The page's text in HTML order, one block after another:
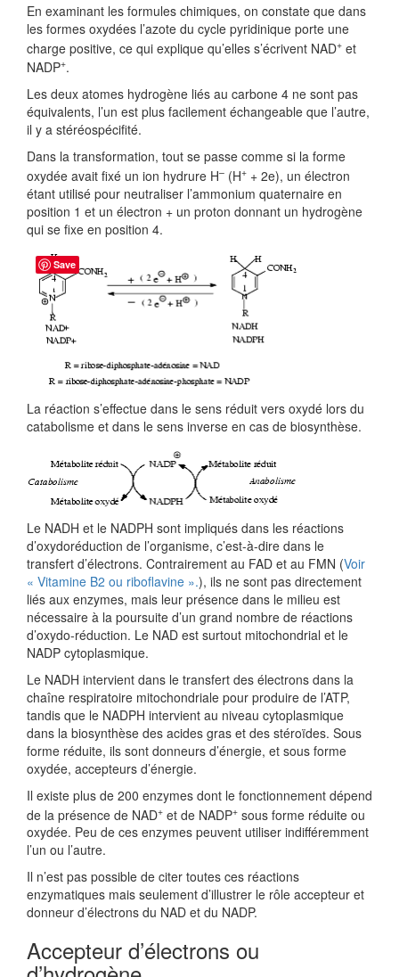
En examinant les formules chimiques, on constate que dans
les formes oxydées l’azote du cycle pyridinique porte une
charge positive, ce qui explique qu’elles s’écrivent NAD+ et
NADP+.
Les deux atomes hydrogène liés au carbone 4 ne sont pas
équivalents, l’un est plus facilement échangeable que l’autre,
il y a stéréospécifité.
Dans la transformation, tout se passe comme si la forme
oxydée avait fixé un ion hydrure H– (H+ + 2e), un électron
étant utilisé pour neutraliser l’ammonium quaternaire en
position 1 et un électron + un proton donnant un hydrogène
qui se fixe en position 4.
La réaction s’effectue dans le sens réduit vers oxydé lors du
catabolisme et dans le sens inverse en cas de biosynthèse.
Le NADH et le NADPH sont impliqués dans les réactions
d’oxydoréduction de l’organisme, c’est-à-dire dans le
transfert d’électrons. Contrairement au FAD et au FMN (Voir
« Vitamine B2 ou riboflavine ».), ils ne sont pas directement
liés aux enzymes, mais leur présence dans le milieu est
nécessaire à la poursuite d’un grand nombre de réactions
d’oxydo-réduction. Le NAD est surtout mitochondrial et le
NADP cytoplasmique.
Le NADH intervient dans le transfert des électrons dans la
chaîne respiratoire mitochondriale pour produire de l’ATP,
tandis que le NADPH intervient au niveau cytoplasmique
dans la biosynthèse des acides gras et des stéroïdes. Sous
forme réduite, ils sont donneurs d’énergie, et sous forme
oxydée, accepteurs d’énergie.
Il existe plus de 200 enzymes dont le fonctionnement dépend
de la présence de NAD+ et de NADP+ sous forme réduite ou
oxydée. Peu de ces enzymes peuvent utiliser indifféremment
l’un ou l’autre.
Il n’est pas possible de citer toutes ces réactions
enzymatiques mais seulement d’illustrer le rôle accepteur et
donneur d’électrons du NAD et du NADP.
Accepteur d’électrons ou
Save